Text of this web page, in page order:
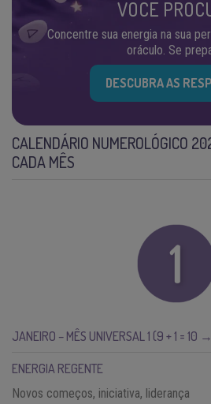
VOCÊ
Concentre sua energia na sua
oráculo. Se
DESCUBRA AS
CALENDÁRIO NUMEROLÓGICO
CADA MÊS
JANEIRO – MÊS UNIVERSAL 1 (9 + 1 = 10
ENERGIA REGENTE
Novos começos, iniciativa, liderança